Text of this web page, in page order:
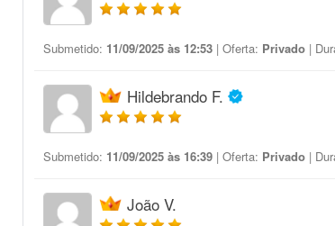
Submetido: 11/09/2025 às 12:53 | Oferta: Privado |
Hildebrando F.
Submetido: 11/09/2025 às 16:39 | Oferta: Privado |
João V.